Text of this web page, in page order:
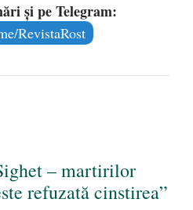
și pe Telegram:
RevistaRost
– martirilor
refuzată cinstirea”